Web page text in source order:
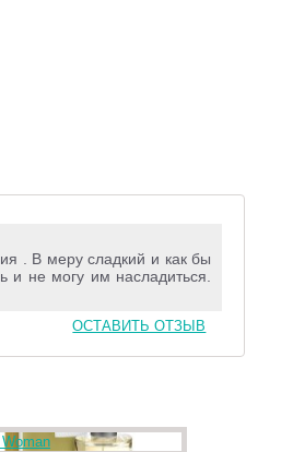
. В меру сладкий и как бы
и не могу им насладиться.
ОСТАВИТЬ ОТЗЫВ